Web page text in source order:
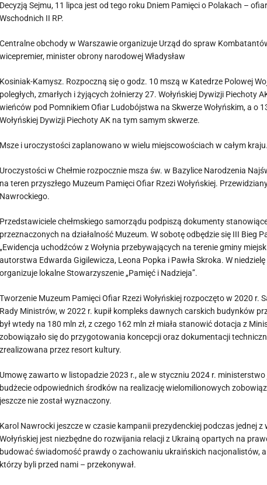
Decyzją Sejmu, 11 lipca jest od tego roku Dniem Pamięci o Polakach –
Wschodnich II RP.
Centralne obchody w Warszawie organizuje Urząd do spraw
wicepremier, minister obrony narodowej Władysław
Kosiniak-Kamysz. Rozpoczną się o godz. 10 mszą w Katedrze Polowej
poległych, zmarłych i żyjących żołnierzy 27. Wołyńskiej Dywizji Piechoty
wieńców pod Pomnikiem Ofiar Ludobójstwa na Skwerze Wołyńskim, a o
Wołyńskiej Dywizji Piechoty AK na tym samym skwerze.
Msze i uroczystości zaplanowano w wielu miejscowościach w całym
Uroczystości w Chełmie rozpocznie msza św. w Bazylice Narodzenia
na teren przyszłego Muzeum Pamięci Ofiar Rzezi Wołyńskiej.
Nawrockiego.
Przedstawiciele chełmskiego samorządu podpiszą dokumenty
przeznaczonych na działalność Muzeum. W sobotę odbędzie się III Bieg
„Ewidencja uchodźców z Wołynia przebywających na terenie gminy
autorstwa Edwarda Gigilewicza, Leona Popka i Pawła Skroka. W
organizuje lokalne Stowarzyszenie „Pamięć i Nadzieja”.
Tworzenie Muzeum Pamięci Ofiar Rzezi Wołyńskiej rozpoczęto w 2020 r.
Rady Ministrów, w 2022 r. kupił kompleks dawnych carskich budynków
był wtedy na 180 mln zł, z czego 162 mln zł miała stanowić dotacja z
zobowiązało się do przygotowania koncepcji oraz dokumentacji
zrealizowana przez resort kultury.
Umowę zawarto w listopadzie 2023 r., ale w styczniu 2024 r.
budżecie odpowiednich środków na realizację wielomilionowych
jeszcze nie został wyznaczony.
Karol Nawrocki jeszcze w czasie kampanii prezydenckiej podczas jednej z
Wołyńskiej jest niezbędne do rozwijania relacji z Ukrainą opartych na
budować świadomość prawdy o zachowaniu ukraińskich nacjonalistów,
którzy byli przed nami – przekonywał.